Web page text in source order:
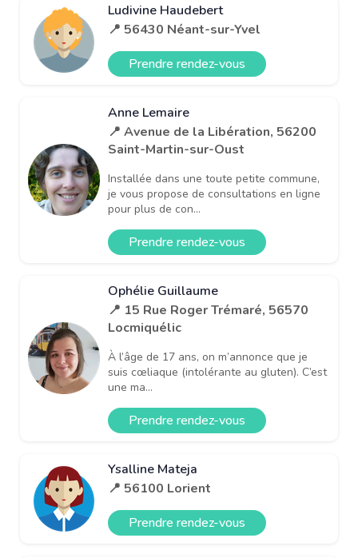
Ludivine Haudebert
📍 56430 Néant-sur-Yvel
Prendre rendez-vous
Anne Lemaire
📍 Avenue de la Libération, 56200
Saint-Martin-sur-Oust
Installée dans une toute petite commune,
je vous propose de consultations en ligne
pour plus de con...
Prendre rendez-vous
Ophélie Guillaume
📍 15 Rue Roger Trémaré, 56570
Locmiquélic
À l’âge de 17 ans, on m’annonce que je
suis cœliaque (intolérante au gluten). C’est
une ma...
Prendre rendez-vous
Ysalline Mateja
📍 56100 Lorient
Prendre rendez-vous